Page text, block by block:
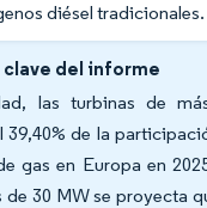
diésel tradicionales.
del informe
las turbinas de
39,40% de la
gas en Europa en
de 30 MW se proyecta